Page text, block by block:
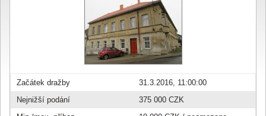
Začátek dražby
31.3.2016, 11:00:00
Nejnižší podání
375 000 CZK